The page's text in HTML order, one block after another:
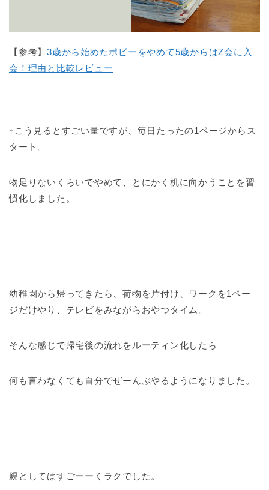
【参考】3歳から始めたポピーをやめて5歳からはZ会に入
会！理由と比較レビュー
↑こう見るとすごい量ですが、毎日たったの1ページからス
タート。
物足りないくらいでやめて、とにかく机に向かうことを習
慣化しました。
幼稚園から帰ってきたら、荷物を片付け、ワークを1ペー
ジだけやり、テレビをみながらおやつタイム。
そんな感じで帰宅後の流れをルーティン化したら
何も言わなくても自分でぜーんぶやるようになりました。
親としてはすごーーくラクでした。